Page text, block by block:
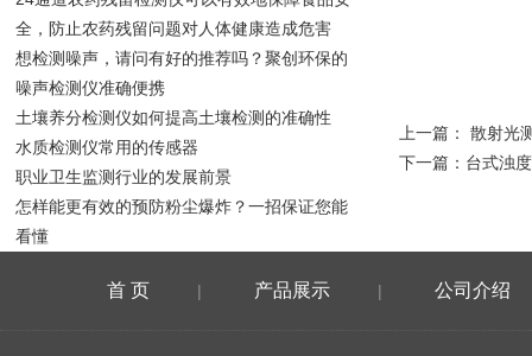
上一篇： 散射光
下一篇： 台式浊
全，防止农药残留问题对人体健康造成危害
想检测噪声，请问有好的推荐吗？聚创环保的
噪声检测仪准确便携
土壤养分检测仪如何提高土壤检测的准确性
水质检测仪常用的传感器
职业卫生监测行业的发展前景
怎样能更有效的预防粉尘爆炸？一招保证您能
看懂
首 页 | 产品展示 | 公司介绍